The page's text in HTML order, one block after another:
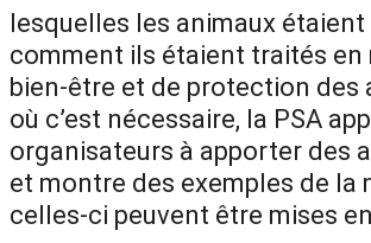
lesquelles les animaux
comment ils étaient traités en
bien-être et de protection des
où c’est nécessaire, la PSA
organisateurs à apporter des
et montre des exemples de la
celles-ci peuvent être mises